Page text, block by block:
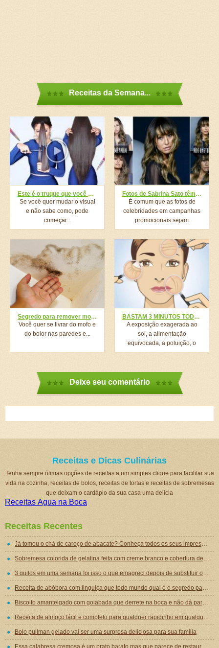
Receitas da Semana...
Este é o truque que você precisa conhecer para aprender a cortar seu cabelo em casa sozinho!
Se você quer mudar o visual
e não sabe como, pode
começar...
Fotos de Sabrina Sato têm Photoshop? Compare imagens de campanha publicitária
É comum que as fotos de
celebridades em campanhas
promocionais sejam
editadas...
Segredo para remover mofo e bolor das paredes
Você quer se livrar do mofo e
do bolor nas paredes e...
BASTAM 3 MINUTOS TODOS OS DIAS PARA VOCÊ ELIMINAR RUGAS E MARCAS DE EXPRESSÃO – E SEM GASTAR NADA!
A exposição exagerada ao
sol, a alimentação
equivocada, a poluição, o
estresse,...
Deixe seu comentário
Receitas e Dicas Culinárias
Tenha sempre ótimas opções de receitas a um simples clique para facilitar sua
vida na cozinha, receitas de bolos, receitas de tortas e receitas de sobremesas
que deixam o cardápio da sua casa uma delícia
Receitas Água na Boca
Receitas Recentes
Já tomou o chá de caroço de abacate? Conheça todos os seus impressionantes benefícios!
Sobremesa colorida de gelatina feita com creme branco e cobertura de mousse de gelatina
3 quilos em uma semana foi isso o que emagreci depois de substituir o jantar por essa sopa emagrecedora
Receita de abóbora com linguiça que todo mundo qual é o segredo para ficar tão gostosa
Biscoito amanteigado com goiabada que derrete na boca e não dá para comer um só
Receita de almoço fácil e completo para qualquer rapidinho em qualquer dia da semana
Bolo pullman gelado vai ser uma surpresa deliciosa para sua família